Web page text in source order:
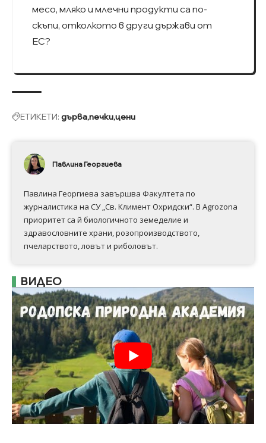
месо, мляко и млечни продукти са по-
скъпи, отколкото в други държави от
ЕС?
ЕТИКЕТИ: дървапечкицени
Павлина Георгиева
Павлина Георгиева завършва Факултета по
журналистика на СУ „Св. Климент Охридски“. В Аgrozona
приоритет са й биологичното земеделие и
здравословните храни, розопроизводството,
пчеларството, ловът и риболовът.
ВИДЕО